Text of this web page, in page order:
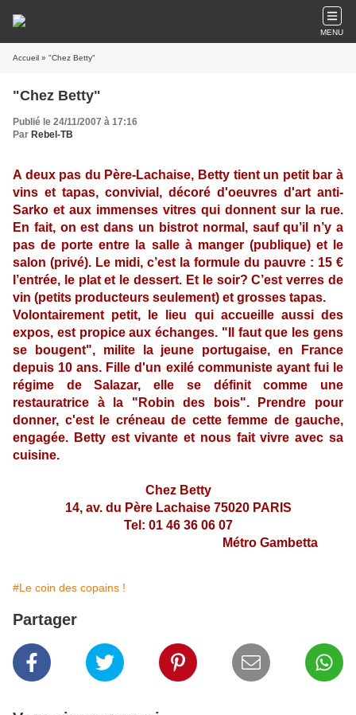
MENU
Accueil » "Chez Betty"
"Chez Betty"
Publié le 24/11/2007 à 17:16
Par Rebel-TB
A deux pas du Père-Lachaise, Betty tient un petit bar à
vins et tapas, convivial, décoré d'oeuvres d'art anti-
Sarko et aux immenses vitres qui donnent sur la rue.
En fait, on est dans un bistrot normal, sauf qu’il n’y a
pas de porte entre la salle à manger (publique) et le
salon (privé). Le midi, c’est la formule du pauvre : 15 €
l’entrée, le plat et le dessert. Et le soir? C’est verres de
vin (petits producteurs seulement) et grosses tapas.
Volontairement petit, le lieu qui accueille aussi des
expos, est propice aux échanges. "Il faut que les gens
se bougent", milite la jeune portugaise, en France
depuis 10 ans. Fille d'un exilé communiste ayant fui le
régime de Salazar, elle se définit comme une
restauratrice à la "Robin des bois". Prendre pour
donner, c'est le créneau de cette femme de gauche,
engagée. Betty est vivante et nous fait vivre avec sa
cuisine.
Chez Betty
14, av. du Père Lachaise 75020 PARIS
Tel: 01 46 36 06 07
Métro Gambetta
#Le coin des copains !
Partager